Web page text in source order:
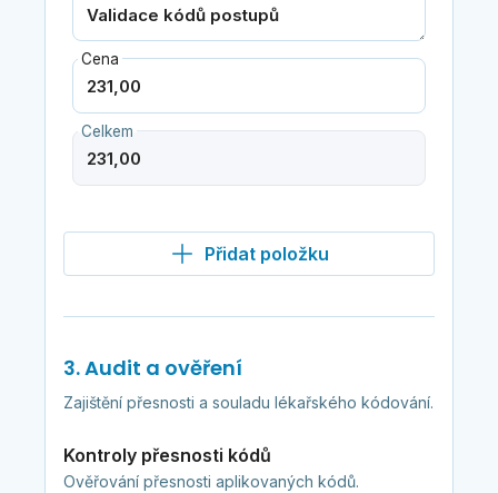
Cena
Celkem
Přidat položku
3. Audit a ověření
Zajištění přesnosti a souladu lékařského kódování.
Kontroly přesnosti kódů
Ověřování přesnosti aplikovaných kódů.